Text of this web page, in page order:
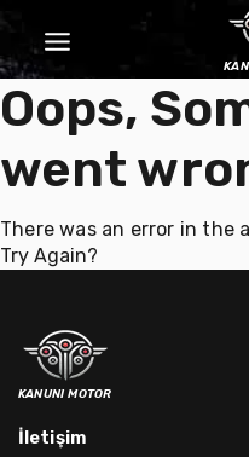
Oops,
went
There was an error in the
Try Again?
kanuni motor
İletişim